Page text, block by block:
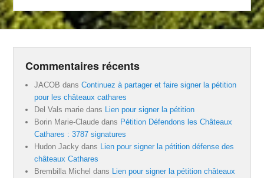
Commentaires récents
JACOB dansContinuez à partager et faire signer la pétition
pour les châteaux cathares
Del Vals marie dans
Lien pour signer la pétition
Borin Marie-Claude dans Pétition Défendons les Châteaux
Cathares : 3787 signatures
Hudon Jacky dans
Lien pour signer la pétition défense des
châteaux Cathares
Brembilla Michel dans
Lien pour signer la pétition châteaux